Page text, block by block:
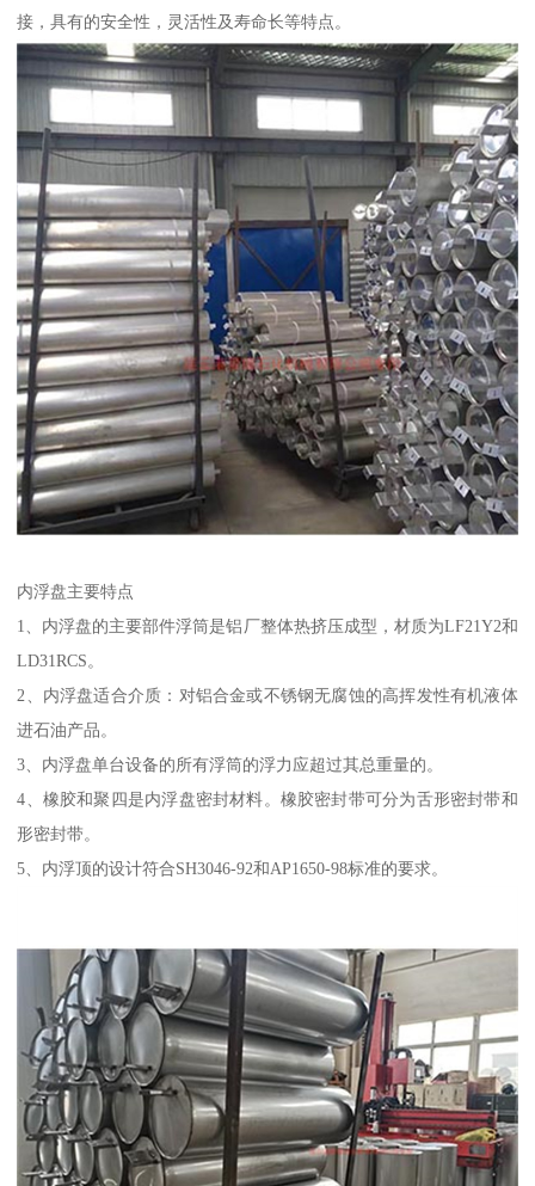
接，具有的安全性，灵活性及寿命长等特点。
内浮盘主要特点
1、内浮盘的主要部件浮筒是铝厂整体热挤压成型，材质为LF21Y2和
LD31RCS。
2、内浮盘适合介质：对铝合金或不锈钢无腐蚀的高挥发性有机液体
进石油产品。
3、内浮盘单台设备的所有浮筒的浮力应超过其总重量的。
4、橡胶和聚四是内浮盘密封材料。橡胶密封带可分为舌形密封带和
形密封带。
5、内浮顶的设计符合SH3046-92和AP1650-98标准的要求。